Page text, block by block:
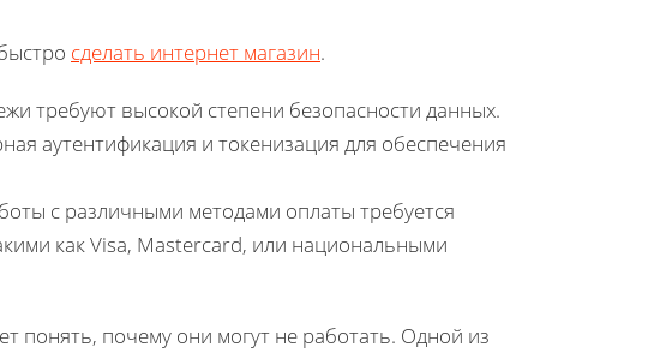
сделать интернет магазин.
требуют высокой степени безопасности данных.
аутентификация и токенизация для обеспечения
с различными методами оплаты требуется
как Visa, Mastercard, или национальными
понять, почему они могут не работать. Одной из